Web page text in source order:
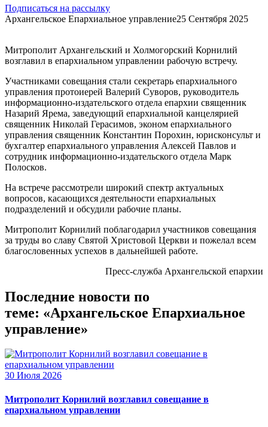
Подписаться на рассылку
Архангельское Епархиальное управление25 Сентября 2025
Митрополит Архангельский и Холмогорский Корнилий
возглавил в епархиальном управлении рабочую встречу.
Участниками совещания стали секретарь епархиального
управления протоиерей Валерий Суворов, руководитель
информационно-издательского отдела епархии священник
Назарий Ярема, заведующий епархиальной канцелярией
священник Николай Герасимов, эконом епархиального
управления священник Константин Порохин, юрисконсульт и
бухгалтер епархиального управления Алексей Павлов и
сотрудник информационно-издательского отдела Марк
Полосков.
На встрече рассмотрели широкий спектр актуальных
вопросов, касающихся деятельности епархиальных
подразделений и обсудили рабочие планы.
Митрополит Корнилий поблагодарил участников совещания
за труды во славу Святой Христовой Церкви и пожелал всем
благословенных успехов в дальнейшей работе.
Пресс-служба Архангельской епархии
Последние новости по
теме: «Архангельское Епархиальное
управление»
30 Июля 2026
Митрополит Корнилий возглавил совещание в
епархиальном управлении